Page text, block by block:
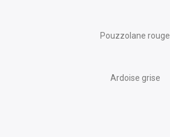
Pouzzolane rouge
Ardoise grise